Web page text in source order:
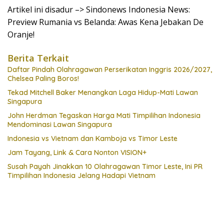
Artikel ini disadur –> Sindonews Indonesia News:
Preview Rumania vs Belanda: Awas Kena Jebakan De
Oranje!
Berita Terkait
Daftar Pindah Olahragawan Perserikatan Inggris 2026/2027,
Chelsea Paling Boros!
Tekad Mitchell Baker Menangkan Laga Hidup-Mati Lawan
Singapura
John Herdman Tegaskan Harga Mati Timpilihan Indonesia
Mendominasi Lawan Singapura
Indonesia vs Vietnam dan Kamboja vs Timor Leste
Jam Tayang, Link & Cara Nonton VISION+
Susah Payah Jinakkan 10 Olahragawan Timor Leste, Ini PR
Timpilihan Indonesia Jelang Hadapi Vietnam